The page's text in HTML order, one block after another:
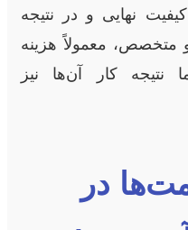
نهایی و در نتیجه
متخصص، معمولاً هزینه
نتیجه کار آن‌ها نیز
در